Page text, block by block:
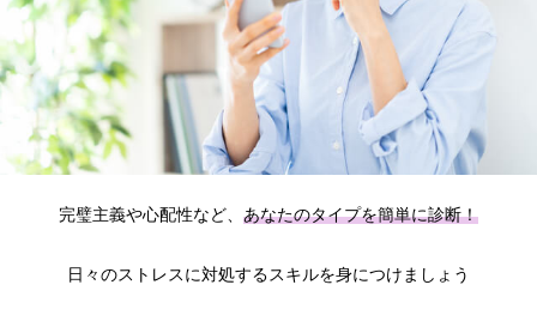
完璧主義や心配性など、 あなたのタイプを簡単に診断！
日々のストレスに対処するスキルを身につけましょう